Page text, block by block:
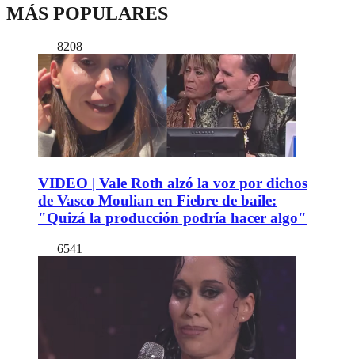
MÁS POPULARES
8208
VIDEO | Vale Roth alzó la voz por dichos
de Vasco Moulian en Fiebre de baile:
"Quizá la producción podría hacer algo"
6541